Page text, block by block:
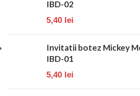
IBD-02
5,40 lei
Invitatii botez Mickey
IBD-01
5,40 lei